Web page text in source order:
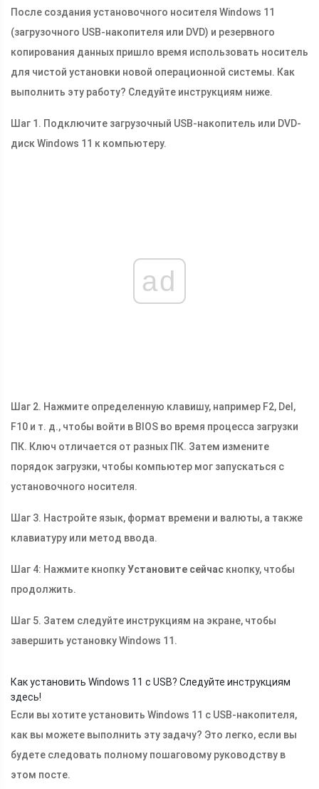
После создания установочного носителя Windows 11
(загрузочного USB-накопителя или DVD) и резервного
копирования данных пришло время использовать носитель
для чистой установки новой операционной системы. Как
выполнить эту работу? Следуйте инструкциям ниже.
Шаг 1. Подключите загрузочный USB-накопитель или DVD-
диск Windows 11 к компьютеру.
ad
Шаг 2. Нажмите определенную клавишу, например F2, Del,
F10 и т. д., чтобы войти в BIOS во время процесса загрузки
ПК. Ключ отличается от разных ПК. Затем измените
порядок загрузки, чтобы компьютер мог запускаться с
установочного носителя.
Шаг 3. Настройте язык, формат времени и валюты, а также
клавиатуру или метод ввода.
Шаг 4: Нажмите кнопкуУстановите сейчас кнопку, чтобы
продолжить.
Шаг 5. Затем следуйте инструкциям на экране, чтобы
завершить установку Windows 11.
Как установить Windows 11 с USB? Следуйте инструкциям
здесь!
Если вы хотите установить Windows 11 с USB-накопителя,
как вы можете выполнить эту задачу? Это легко, если вы
будете следовать полному пошаговому руководству в
этом посте.